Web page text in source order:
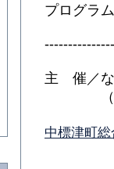
プログラ
主 催／な
（ 一財
中標津町